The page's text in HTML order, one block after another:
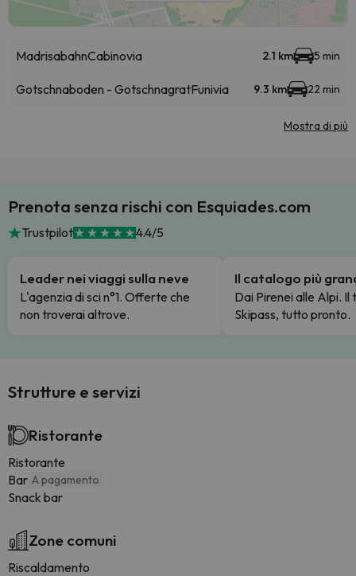
MadrisabahnCabinovia 2.1 km 5 min
Gotschnaboden - GotschnagratFunivia 9.3 km 22 min
Mostra di più
Prenota senza rischi con Esquiades.com
Trustpilot 4.4/5
Leader nei viaggi sulla neve
L'agenzia di sci n°1. Offerte che
non troverai altrove.
Il catalogo più
Dai Pirenei alle Alpi. Il
Skipass, tutto pronto.
Strutture e servizi
Ristorante
Ristorante
Bar A pagamento
Snack bar
Zone comuni
Riscaldamento